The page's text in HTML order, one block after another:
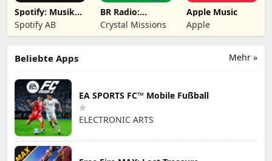
Spotify: Musik
und Podcasts
Spotify AB
BR Radio:
Brasilianische
Radio
Crystal Missions
Apple Music
Apple
Mehr »
Beliebte Apps
EA SPORTS FC™ Mobile Fußball
ELECTRONIC ARTS